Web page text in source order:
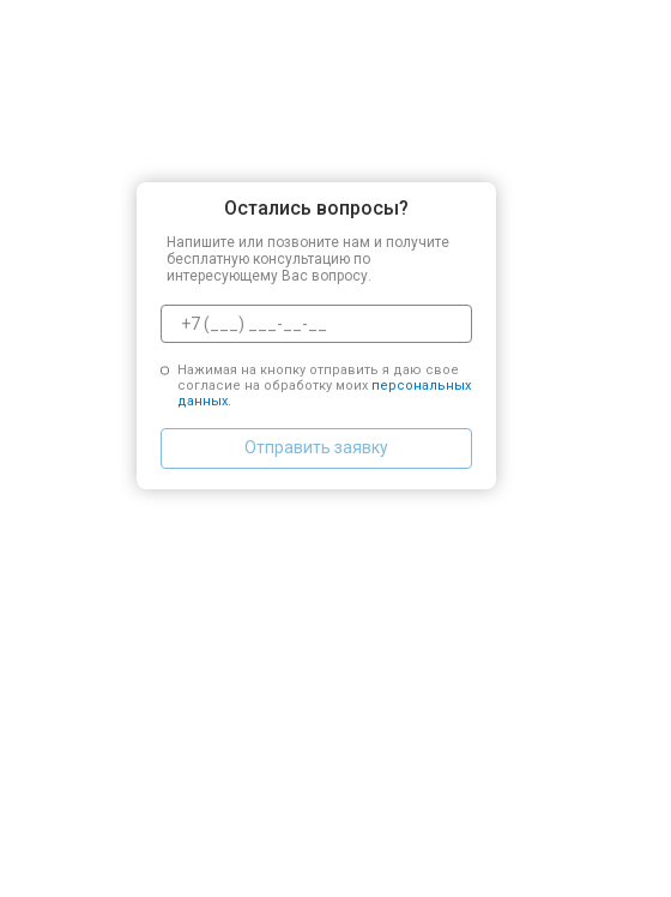
Остались вопросы?
Напишите или позвоните нам и получите
бесплатную консультацию по
интересующему Вас вопросу.
Нажимая на кнопку отправить я даю свое
согласие на обработку моих персональных
данных.
Отправить заявку